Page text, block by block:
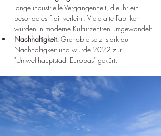
lange industrielle Vergangenheit, die ihr ein
besonderes Flair verleiht. Viele alte Fabriken
wurden in moderne Kulturzentren umgewandelt.
Nachhaltigkeit: Grenoble setzt stark auf
Nachhaltigkeit und wurde 2022 zur
"Umwelthauptstadt Europas" gekürt.